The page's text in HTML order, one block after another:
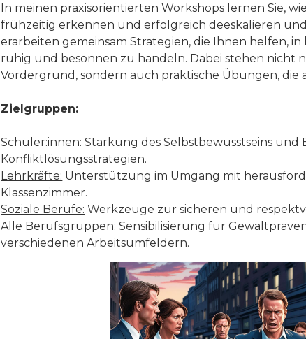
In meinen praxisorientierten Workshops lernen Sie,
frühzeitig erkennen und erfolgreich deeskalieren
erarbeiten gemeinsam Strategien, die Ihnen helfen,
ruhig und besonnen zu handeln. Dabei stehen nicht
Vordergrund, sondern auch praktische Übungen, die
Zielgruppen:
Schüler:innen: Stärkung des Selbstbewusstseins
Konfliktlösungsstrategien.
Lehrkräfte: Unterstützung im Umgang mit
Klassenzimmer.
Soziale Berufe: Werkzeuge zur sicheren und
Alle Berufsgruppen: Sensibilisierung für
verschiedenen Arbeitsumfeldern.